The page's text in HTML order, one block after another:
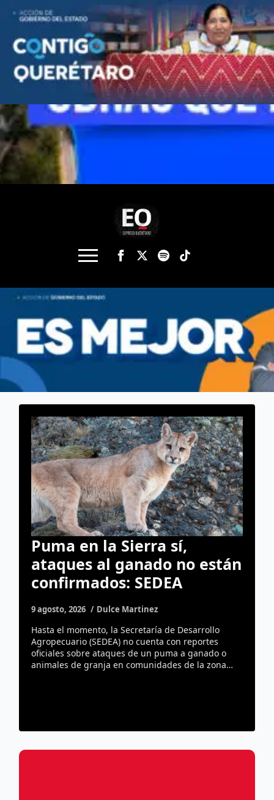
Puma en la Sierra sí,
ataques al ganado no están
confirmados: SEDEA
9 agosto, 2026 Dulce Martinez
Hasta el momento, la Secretaría de Desarrollo
Agropecuario (SEDEA) no cuenta con reportes
oficiales sobre ataques de un puma a ganado o
animales de granja en comunidades de la zona…